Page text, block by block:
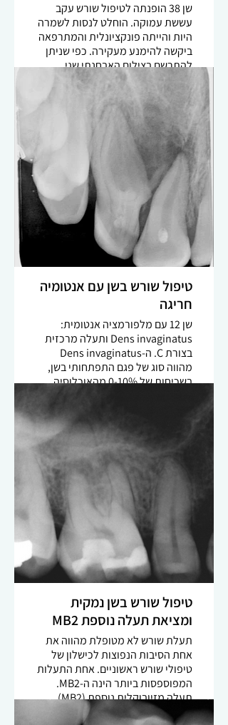
שן 38 הופנתה לטיפול שורש עקב
עששת עמוקה. הוחלט לנסות לשמרה
היות והייתה פונקציונלית והמתרפאה
ביקשה להימנע מעקירה. כפי שניתן
להתרשם בצילום האבחנתי שני
השורשים מכופפים מאוד, מה
שמצריך תכנון נכון של הטיפול
ובחירת המכשור המתאים. היות והשן
הייתה ויטלית, ניתן היה לבצע הרחבה
מינימלית עם פוצרים גמישים תוך
שמירה על תוואי התעלה המקורי.
צילום סופי –
טיפול שורש בשן עם אנטומיה
חריגה
שן 12 עם מלפורמציה אנטומית:
Dens invaginatus ותעלה מרכזית
בצורת C. ה-Dens invaginatus
מהווה סוג של פגם התפתחותי בשן,
בשכיחות של 0-10% מהאוכלוסיה.
נדרש שימוש בציוד ומכשור מיוחדים,
וידע אודות האנטומיה של השן
המטופלת. צילום CT של השן לפני
הטיפול אשר מדגים את הצורה
החריגה של תעלת השורש ואת גודל
התהליך הדלקתי הנרחב אשר מקיף
אותה - מעקב אחרי שנה מדגים ריפוי
טיפול שורש בשן נמקית
ומציאת תעלה נוספת MB2
תעלת שורש לא מטופלת מהווה את
אחת הסיבות הנפוצות לכישלון של
טיפולי שורש ראשוניים. אחת התעלות
המפוספסות ביותר הינה ה-MB2.
תעלה מזיובוקלית נוספת (MB2)
נמצאת ברוב הטוחנות העליונות,